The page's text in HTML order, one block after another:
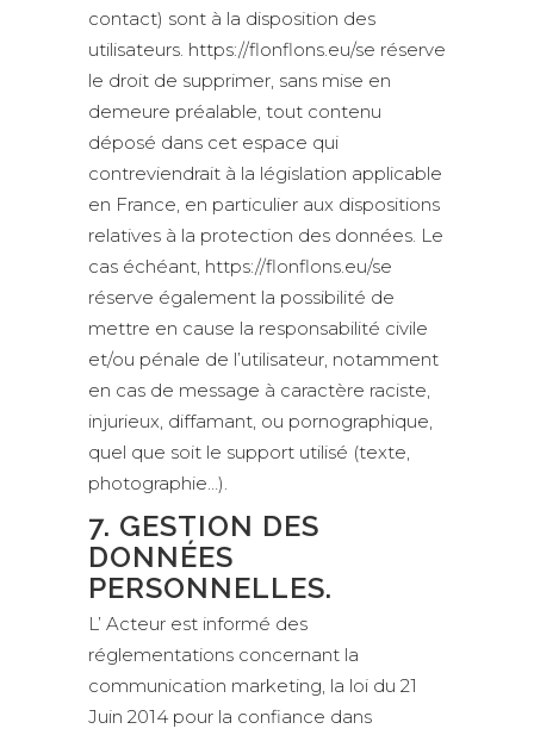
contact) sont à la disposition des
utilisateurs. https://flonflons.eu/se réserve
le droit de supprimer, sans mise en
demeure préalable, tout contenu
déposé dans cet espace qui
contreviendrait à la législation applicable
en France, en particulier aux dispositions
relatives à la protection des données. Le
cas échéant, https://flonflons.eu/se
réserve également la possibilité de
mettre en cause la responsabilité civile
et/ou pénale de l’utilisateur, notamment
en cas de message à caractère raciste,
injurieux, diffamant, ou pornographique,
quel que soit le support utilisé (texte,
photographie…).
7. GESTION DES
DONNÉES
PERSONNELLES.
L’ Acteur est informé des
réglementations concernant la
communication marketing, la loi du 21
Juin 2014 pour la confiance dans